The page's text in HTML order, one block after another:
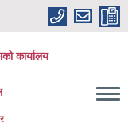
कार्यालय